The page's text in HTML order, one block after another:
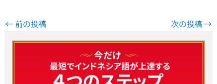
←前の投稿 次の投稿→